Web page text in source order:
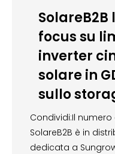
focus su
inverter
solare in
sullo
Condividi:Il
SolareB2B è in
dedicata a